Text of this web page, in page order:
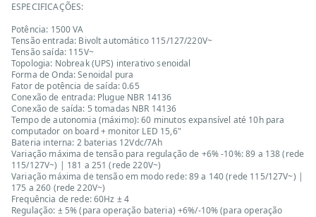
ESPECIFICAÇÕES:
Potência: 1500 VA
Tensão entrada: Bivolt automático 115/127/220V~
Tensão saída: 115V~
Topologia: Nobreak (UPS) interativo senoidal
Forma de Onda: Senoidal pura
Fator de potência de saída: 0.65
Conexão de entrada: Plugue NBR 14136
Conexão de saída: 5 tomadas NBR 14136
Tempo de autonomia (máximo): 60 minutos expansível até 10h para
computador on board + monitor LED 15,6"
Bateria interna: 2 baterias 12Vdc/7Ah
Variação máxima de tensão para regulação de +6% -10%: 89 a 138 (rede
115/127V~) | 181 a 251 (rede 220V~)
Variação máxima de tensão em modo rede: 89 a 140 (rede 115/127V~) |
175 a 260 (rede 220V~)
Frequência de rede: 60Hz ± 4
Regulação: ± 5% (para operação bateria) +6%/-10% (para operação